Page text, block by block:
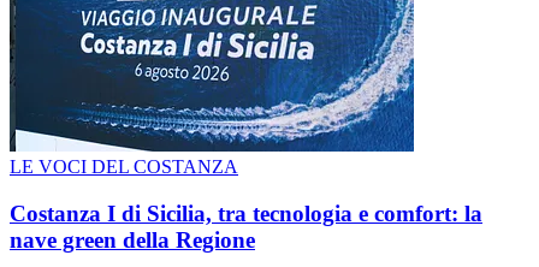
LE VOCI DEL COSTANZA
Costanza I di Sicilia, tra tecnologia e comfort: la
nave green della Regione